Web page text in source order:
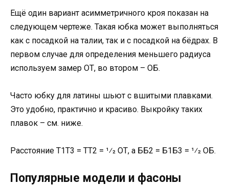
Ещё один вариант асимметричного кроя показан на
следующем чертеже. Такая юбка может выполняться
как с посадкой на талии, так и с посадкой на бёдрах. В
первом случае для определения меньшего радиуса
используем замер ОТ, во втором – ОБ.
Часто юбку для латины шьют с вшитыми плавками.
Это удобно, практично и красиво. Выкройку таких
плавок – см. ниже.
Расстояние Т1Т3 = ТТ2 = 1⁄2 ОТ, а ББ2 = Б1Б3 = 1⁄2 ОБ.
Популярные модели и фасоны